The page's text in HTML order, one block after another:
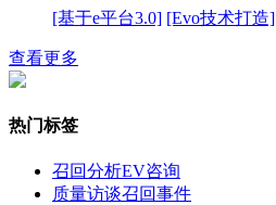
[基于e平台3.0] [Evo技术打造]
查看更多
热门标签
召回分析EV咨询
质量访谈召回事件